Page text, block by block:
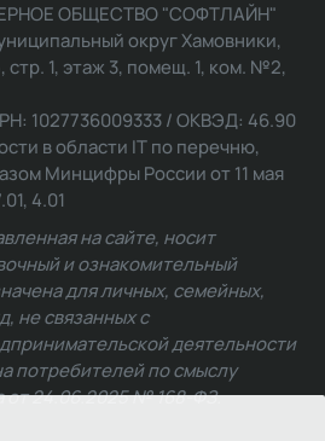
ОБЩЕСТВО "СОФТЛАЙН"
округ Хамовники,
стр. 1, этаж 3, помещ. 1, ком. №2,
1027736009333 / ОКВЭД: 46.90
в области IT по перечню,
Минцифры России от 11 мая
4.01
на сайте, носит
и ознакомительный
для личных, семейных,
не связанных с
деятельности
потребителей по смыслу
от 24.06.2025 № 168-ФЗ.